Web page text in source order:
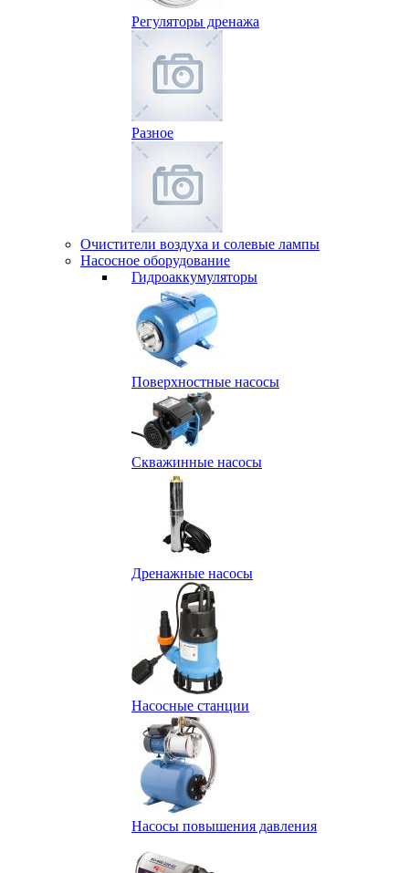
Регуляторы дренажа
Разное
Очистители воздуха и солевые лампы
Насосное оборудование
Гидро­аккумуляторы
Поверхностные насосы
Скважинные насосы
Дренажные насосы
Насосные станции
Насосы повышения давления